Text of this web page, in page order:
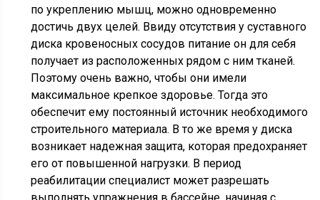
по укреплению мышц, можно одновременно
достичь двух целей. Ввиду отсутствия у суставного
диска кровеносных сосудов питание он для себя
получает из расположенных рядом с ним тканей.
Поэтому очень важно, чтобы они имели
максимальное крепкое здоровье. Тогда это
обеспечит ему постоянный источник необходимого
строительного материала. В то же время у диска
возникает надежная защита, которая предохраняет
его от повышенной нагрузки. В период
реабилитации специалист может разрешать